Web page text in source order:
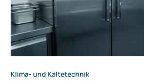
Klima- und Kältetechnik